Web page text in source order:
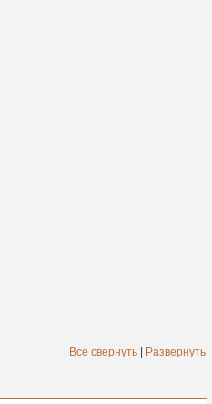
Все свернуть Развернуть